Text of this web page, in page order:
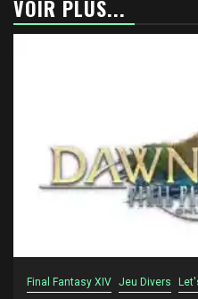
VOIR PLUS...
Final Fantasy XIV Jeu Divers